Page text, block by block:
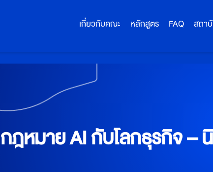
เกี่ยวกับคณะ หลักสูตร FAQ สถา
กฎหมาย AI กับโลกธุรกิจ –